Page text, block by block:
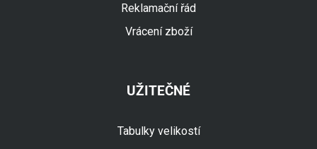
Reklamační řád
Vrácení zboží
UŽITEČNÉ
Tabulky velikostí